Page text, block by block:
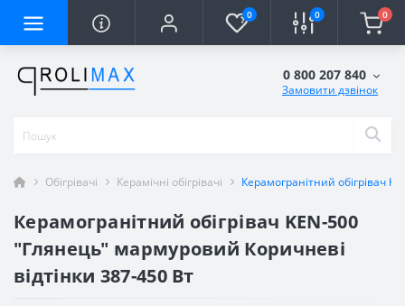
0 0 0
0 800 207 840
Замовити дзвінок
Обігрівачі Керамічні обігрівачі Керамогранітний обігрівач
Керамогранітний обігрівач KEN-500
"Глянець" мармуровий Коричневі
відтінки 387-450 Вт